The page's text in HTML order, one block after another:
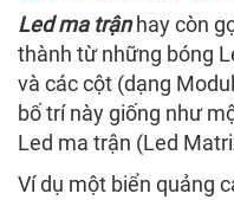
Led ma trậnhay còn
thành từ những bóng
và các cột (dạng
bố trí này giống như
Led ma trận (Led
Ví dụ một biển quảng